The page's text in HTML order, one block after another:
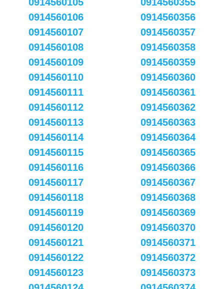
0914560106
0914560107
0914560108
0914560109
0914560110
0914560111
0914560112
0914560113
0914560114
0914560115
0914560116
0914560117
0914560118
0914560119
0914560120
0914560121
0914560122
0914560123
0914560356
0914560357
0914560358
0914560359
0914560360
0914560361
0914560362
0914560363
0914560364
0914560365
0914560366
0914560367
0914560368
0914560369
0914560370
0914560371
0914560372
0914560373